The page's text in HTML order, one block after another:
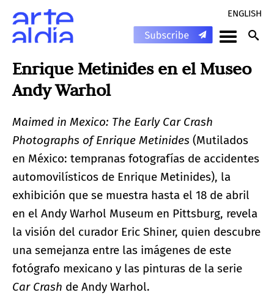
ENGLISH
Enrique Metinides en el Museo
Andy Warhol
Maimed in Mexico: The Early Car Crash
Photographs of Enrique Metinides (Mutilados
en México: tempranas fotografías de accidentes
automovilísticos de Enrique Metinides), la
exhibición que se muestra hasta el 18 de abril
en el Andy Warhol Museum en Pittsburg, revela
la visión del curador Eric Shiner, quien descubre
una semejanza entre las imágenes de este
fotógrafo mexicano y las pinturas de la serie
Car Crash de Andy Warhol.